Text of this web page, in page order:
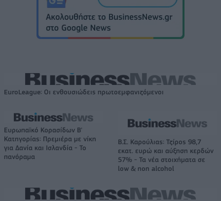
EuroLeague: Οι ενθουσιώδεις πρωτοεμφανιζόμενοι
Ευρωπαϊκό Κορασίδων Β'
Κατηγορίας: Πρεμιέρα με νίκη
για Δανία και Ισλανδία - Το
πανόραμα
Β.Σ. Καρούλιας: Τζίρος 98,7
εκατ. ευρώ και αύξηση κερδών
57% - Τα νέα στοιχήματα σε
low & non alcohol